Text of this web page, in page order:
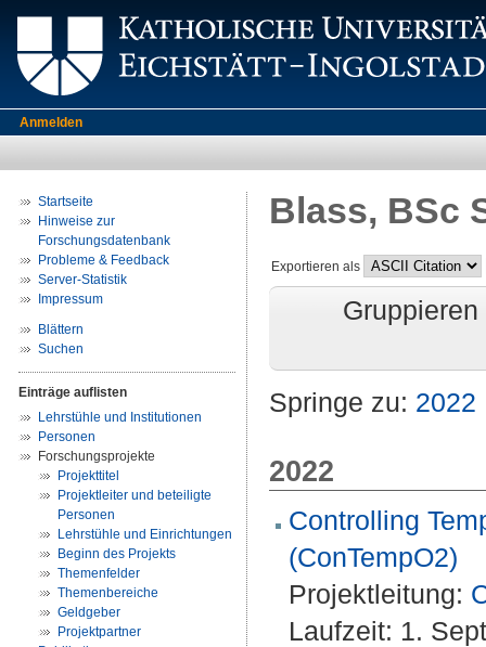
Anmelden
Startseite
Hinweise zur
Forschungsdatenbank
Probleme & Feedback
Server-Statistik
Impressum
Blättern
Suchen
Einträge auflisten
Lehrstühle und Institutionen
Personen
Forschungsprojekte
Projekttitel
Projektleiter und beteiligte
Personen
Lehrstühle und Einrichtungen
Beginn des Projekts
Themenfelder
Themenbereiche
Geldgeber
Projektpartner
Blass, BSc
Exportieren als
Springe zu: 2022
2022
Controlling
(ConTempO2)
Projektleitung:
Laufzeit: 1.